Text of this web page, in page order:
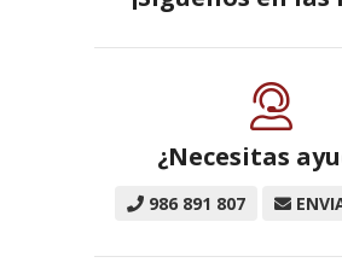
¿Necesitas
986 891 807